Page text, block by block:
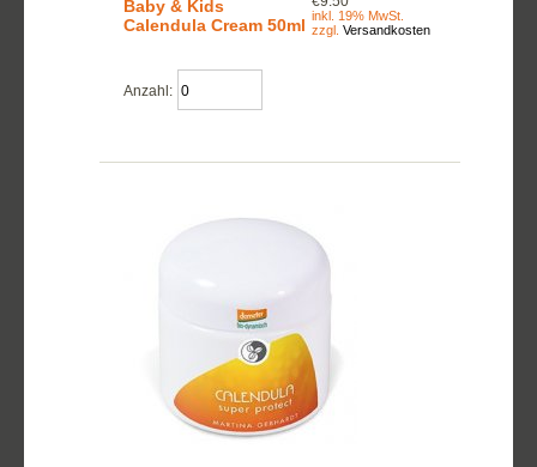
Baby & Kids
Calendula Cream 50ml inkl. 19% MwSt.
zzgl. Versandkosten
Anzahl: